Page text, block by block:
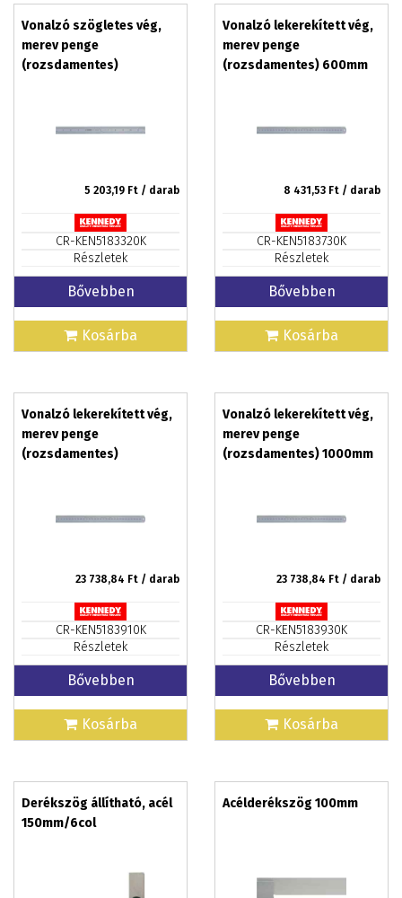
Vonalzó szögletes vég,
merev penge
(rozsdamentes)
5 203,19 Ft / darab
CR-KEN5183320K
Részletek
Bővebben
Kosárba
Vonalzó lekerekített vég,
merev penge
(rozsdamentes) 600mm
8 431,53 Ft / darab
CR-KEN5183730K
Részletek
Bővebben
Kosárba
Vonalzó lekerekített vég,
merev penge
(rozsdamentes)
23 738,84 Ft / darab
CR-KEN5183910K
Részletek
Bővebben
Kosárba
Vonalzó lekerekített vég,
merev penge
(rozsdamentes) 1000mm
23 738,84 Ft / darab
CR-KEN5183930K
Részletek
Bővebben
Kosárba
Derékszög állítható, acél
150mm/6col
Acélderékszög 100mm